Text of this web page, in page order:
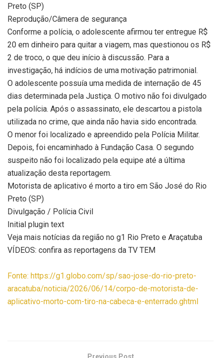
Preto (SP)
Reprodução/Câmera de segurança
Conforme a polícia, o adolescente afirmou ter entregue R$
20 em dinheiro para quitar a viagem, mas questionou os R$
2 de troco, o que deu início à discussão. Para a
investigação, há indícios de uma motivação patrimonial.
O adolescente possuía uma medida de internação de 45
dias determinada pela Justiça. O motivo não foi divulgado
pela polícia. Após o assassinato, ele descartou a pistola
utilizada no crime, que ainda não havia sido encontrada.
O menor foi localizado e apreendido pela Polícia Militar.
Depois, foi encaminhado à Fundação Casa. O segundo
suspeito não foi localizado pela equipe até a última
atualização desta reportagem.
Motorista de aplicativo é morto a tiro em São José do Rio
Preto (SP)
Divulgação / Polícia Civil
Initial plugin text
Veja mais notícias da região no g1 Rio Preto e Araçatuba
VÍDEOS: confira as reportagens da TV TEM
Fonte: https://g1.globo.com/sp/sao-jose-do-rio-preto-
aracatuba/noticia/2026/06/14/corpo-de-motorista-de-
aplicativo-morto-com-tiro-na-cabeca-e-enterrado.ghtml